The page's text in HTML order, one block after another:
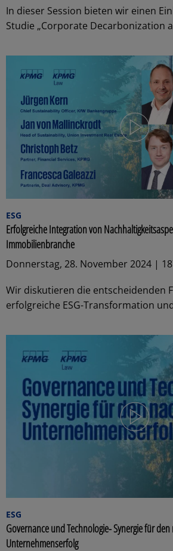
In dieser Session bieten wir einen
Studie „Corporate Decarbonization
ESG
Erfolgreiche Integration von
Immobilienbranche
Donnerstag, 28. November 2024 |
Wir diskutieren die entscheidenden
erfolgreiche ESG-Transformation
ESG
Governance und Technologie- Synergie für
Unternehmenserfolg